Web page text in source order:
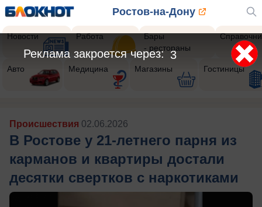
Ростов-на-Дону
Новости Работа
Бары
- рестораны
Авто Медицина Магазины Гостиницы
Происшествия 02.06.2026
В Ростове у 21-летнего парня из
карманов и квартиры достали
десятки свертков с наркотиками
1
Реклама закроется через: